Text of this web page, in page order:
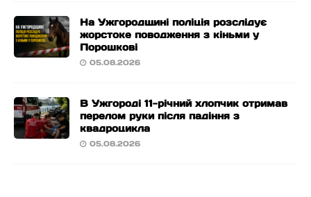
На Ужгородщині поліція розслідує
жорстоке поводження з кіньми у
Порошкові
05.08.2026
В Ужгороді 11-річний хлопчик отримав
перелом руки після падіння з
квадроцикла
05.08.2026